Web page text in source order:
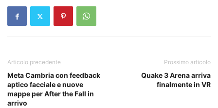
Articolo precedente
Meta Cambria con feedback
aptico facciale e nuove
mappe per After the Fall in
arrivo
Prossimo articolo
Quake 3 Arena arriva
finalmente in VR